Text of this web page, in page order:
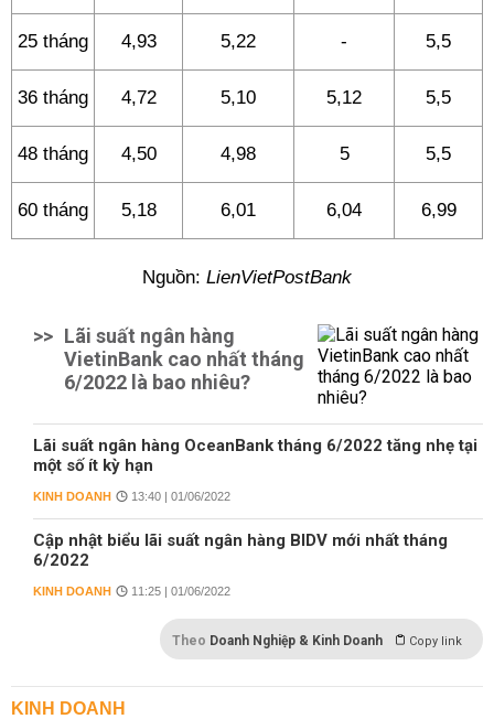
25 tháng 4,93 5,22 - 5,5
36 tháng 4,72 5,10 5,12 5,5
48 tháng 4,50 4,98 5 5,5
60 tháng 5,18 6,01 6,04 6,99
Nguồn: LienVietPostBank
>> Lãi suất ngân hàng
VietinBank cao nhất tháng
6/2022 là bao nhiêu?
Lãi suất ngân hàng OceanBank tháng 6/2022 tăng nhẹ tại
một số ít kỳ hạn
KINH DOANH 13:40 | 01/06/2022
Cập nhật biểu lãi suất ngân hàng BIDV mới nhất tháng
6/2022
KINH DOANH 11:25 | 01/06/2022
Theo Doanh Nghiệp & Kinh Doanh Copy link
KINH DOANH